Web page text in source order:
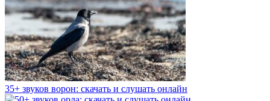
35+ звуков ворон: скачать и слушать онлайн